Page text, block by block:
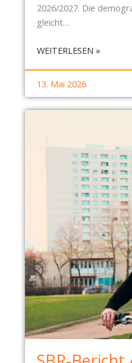
2026/2027. Die
gleicht…
WEITERLESEN »:
P
S
C
H
E
N
1
2
.
0
5
.
2
0
2
13. Mai 2026